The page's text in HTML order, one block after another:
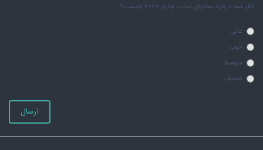
نظر شما درباره محتوای سایت چارتر 2020 چیست؟
عالی
خوب
متوسط
ضعیف
ارسال